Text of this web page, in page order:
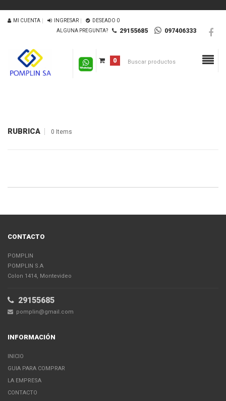
MI CUENTA INGRESAR DESEADO 0
ALGUNA PREGUNTA?
29155685 097406333
0
RUBRICA 0 Items
CONTACTO
POMPLIN
POMPLIN S.A
Colon 1414, Montevideo
29155685
pomplin@gmail.com
INFORMACIÓN
INICIO
GUIA PARA COMPRAR
LA EMPRESA
CONTACTO